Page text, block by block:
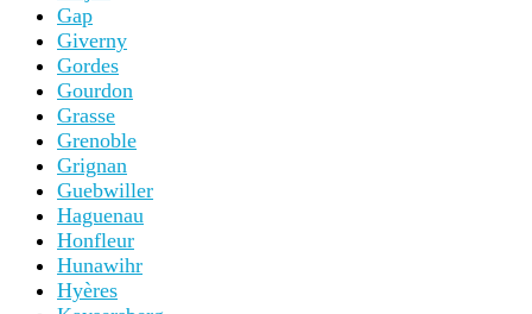
Gap
Giverny
Gordes
Gourdon
Grasse
Grenoble
Grignan
Guebwiller
Haguenau
Honfleur
Hunawihr
Hyères